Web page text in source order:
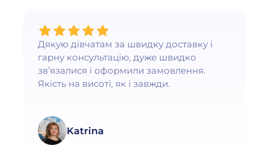
Дякую дівчатам за швидку доставку і
гарну консультацію, дуже швидко
зв’язалися і оформили замовлення.
Якість на висоті, як і завжди.
Katrina